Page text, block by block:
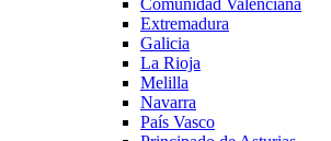
Extremadura
Galicia
La Rioja
Melilla
Navarra
País Vasco